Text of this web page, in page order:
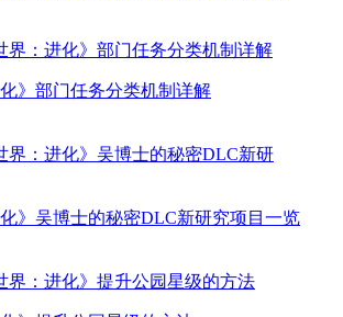
》部门任务分类机制详解
化》吴博士的秘密DLC新研究项目一览